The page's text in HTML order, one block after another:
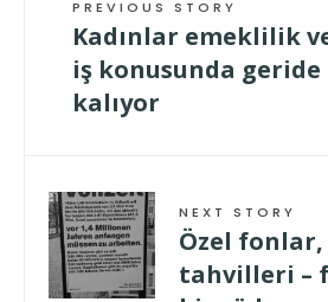
PREVIOUS STORY
Kadınlar emeklilik
iş konusunda geride
kalıyor
NEXT STORY
Özel fonlar,
tahvilleri –